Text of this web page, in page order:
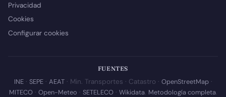
Privacidad
Cookies
Configurar cookies
FUENTES
INE· SEPE· AEAT· Min. Transportes · Catastro · OpenStreetMap·
MITECO· Open-Meteo · SETELECO· Wikidata. Metodología completa.